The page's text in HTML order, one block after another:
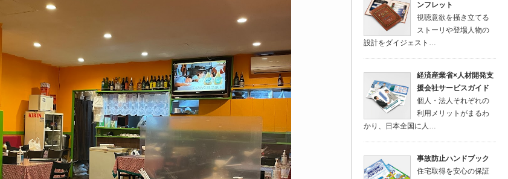
ンフレット
視聴意欲を掻き立てる
ストーリや登場人物の
設計をダイジェスト…
経済産業省×人材開発支
援会社サービスガイド
個人・法人それぞれの
利用メリットがまるわ
かり、日本全国に人…
事故防止ハンドブック
住宅取得を安心の保証